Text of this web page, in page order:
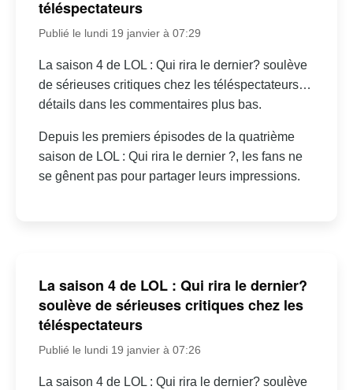
téléspectateurs
Publié le lundi 19 janvier à 07:29
La saison 4 de LOL : Qui rira le dernier? soulève
de sérieuses critiques chez les téléspectateurs…
détails dans les commentaires plus bas.
Depuis les premiers épisodes de la quatrième
saison de LOL : Qui rira le dernier ?, les fans ne
se gênent pas pour partager leurs impressions.
La saison 4 de LOL : Qui rira le dernier?
soulève de sérieuses critiques chez les
téléspectateurs
Publié le lundi 19 janvier à 07:26
La saison 4 de LOL : Qui rira le dernier? soulève